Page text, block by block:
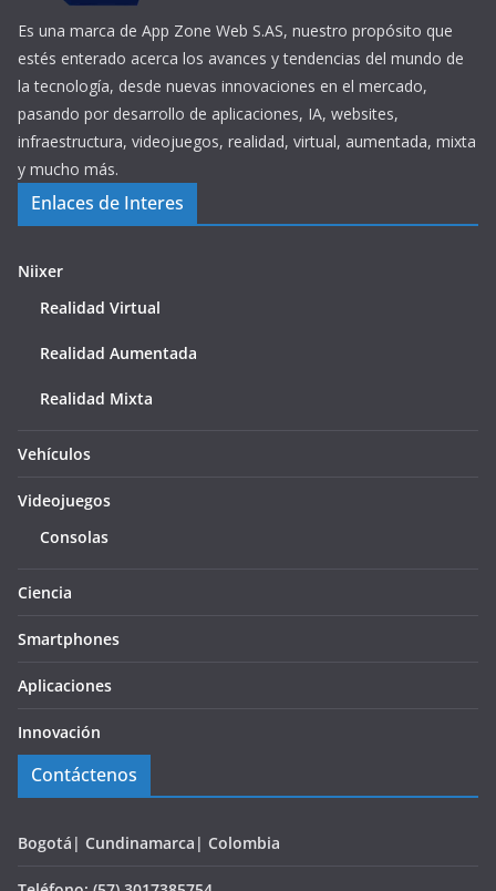
Es una marca de App Zone Web S.AS, nuestro propósito que
estés enterado acerca los avances y tendencias del mundo de
la tecnología, desde nuevas innovaciones en el mercado,
pasando por desarrollo de aplicaciones, IA, websites,
infraestructura, videojuegos, realidad, virtual, aumentada, mixta
y mucho más.
Enlaces de Interes
Niixer
Realidad Virtual
Realidad Aumentada
Realidad Mixta
Vehículos
Videojuegos
Consolas
Ciencia
Smartphones
Aplicaciones
Innovación
Contáctenos
Bogotá| Cundinamarca| Colombia